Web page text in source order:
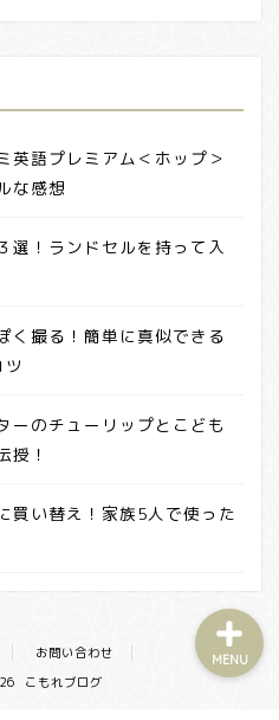
英語プレミアム＜ホップ＞
な感想
選！ランドセルを持って入
く撮る！簡単に真似できる
ーのチューリップとこども
授！
買い替え！家族5人で使った
お問い合わせ
こもれブログ
MENU
ホーム
イバシーポリシー